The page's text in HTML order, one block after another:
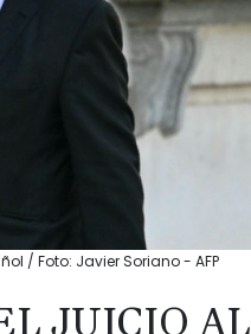
/ Foto: Javier Soriano - AFP